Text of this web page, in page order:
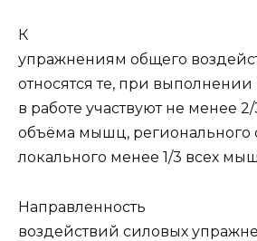
К
упражнениям общего
относятся те, при выполнении
в работе участвуют не менее
объёма мышц, регионального
локального менее 1/3 всех
Направленность
воздействий силовых